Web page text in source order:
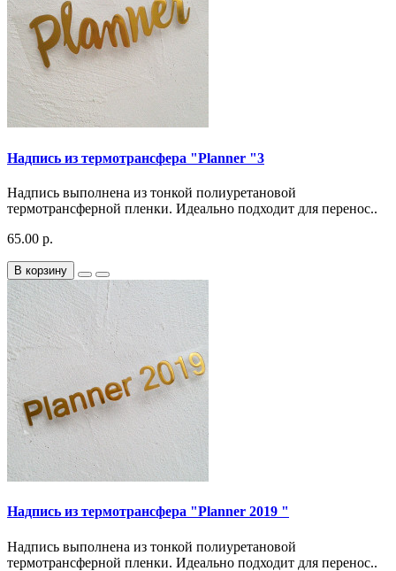
Надпись из термотрансфера "Planner "3
Надпись выполнена из тонкой полиуретановой
термотрансферной пленки. Идеально подходит для перенос..
65.00 р.
В корзину
Надпись из термотрансфера "Planner 2019 "
Надпись выполнена из тонкой полиуретановой
термотрансферной пленки. Идеально подходит для перенос..